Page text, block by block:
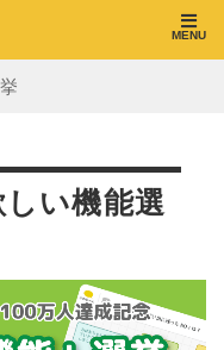
MENU
い機能選